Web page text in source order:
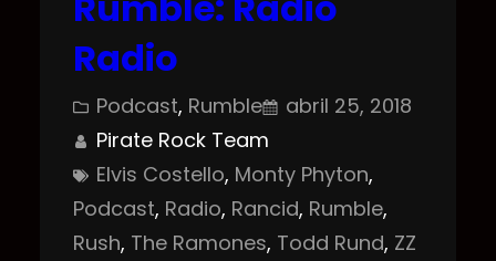
Radio
Podcast, Rumble
abril 25, 2018
Pirate Rock Team
Elvis Costello, Monty Phyton
Podcast, Radio, Rancid, Rumble
Rush, The Ramones, Todd Rund, ZZ